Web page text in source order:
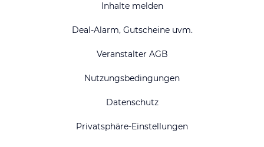
Inhalte melden
Deal-Alarm, Gutscheine uvm.
Veranstalter AGB
Nutzungsbedingungen
Datenschutz
Privatsphäre-Einstellungen